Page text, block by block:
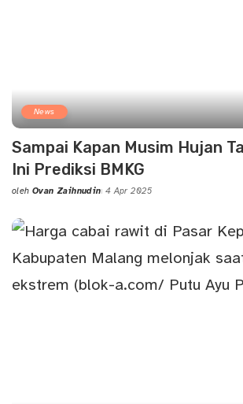
News
Sampai Kapan Musim Hujan
Ini Prediksi BMKG
Posted
oleh Ovan Zaihnudin 4 Apr 2025